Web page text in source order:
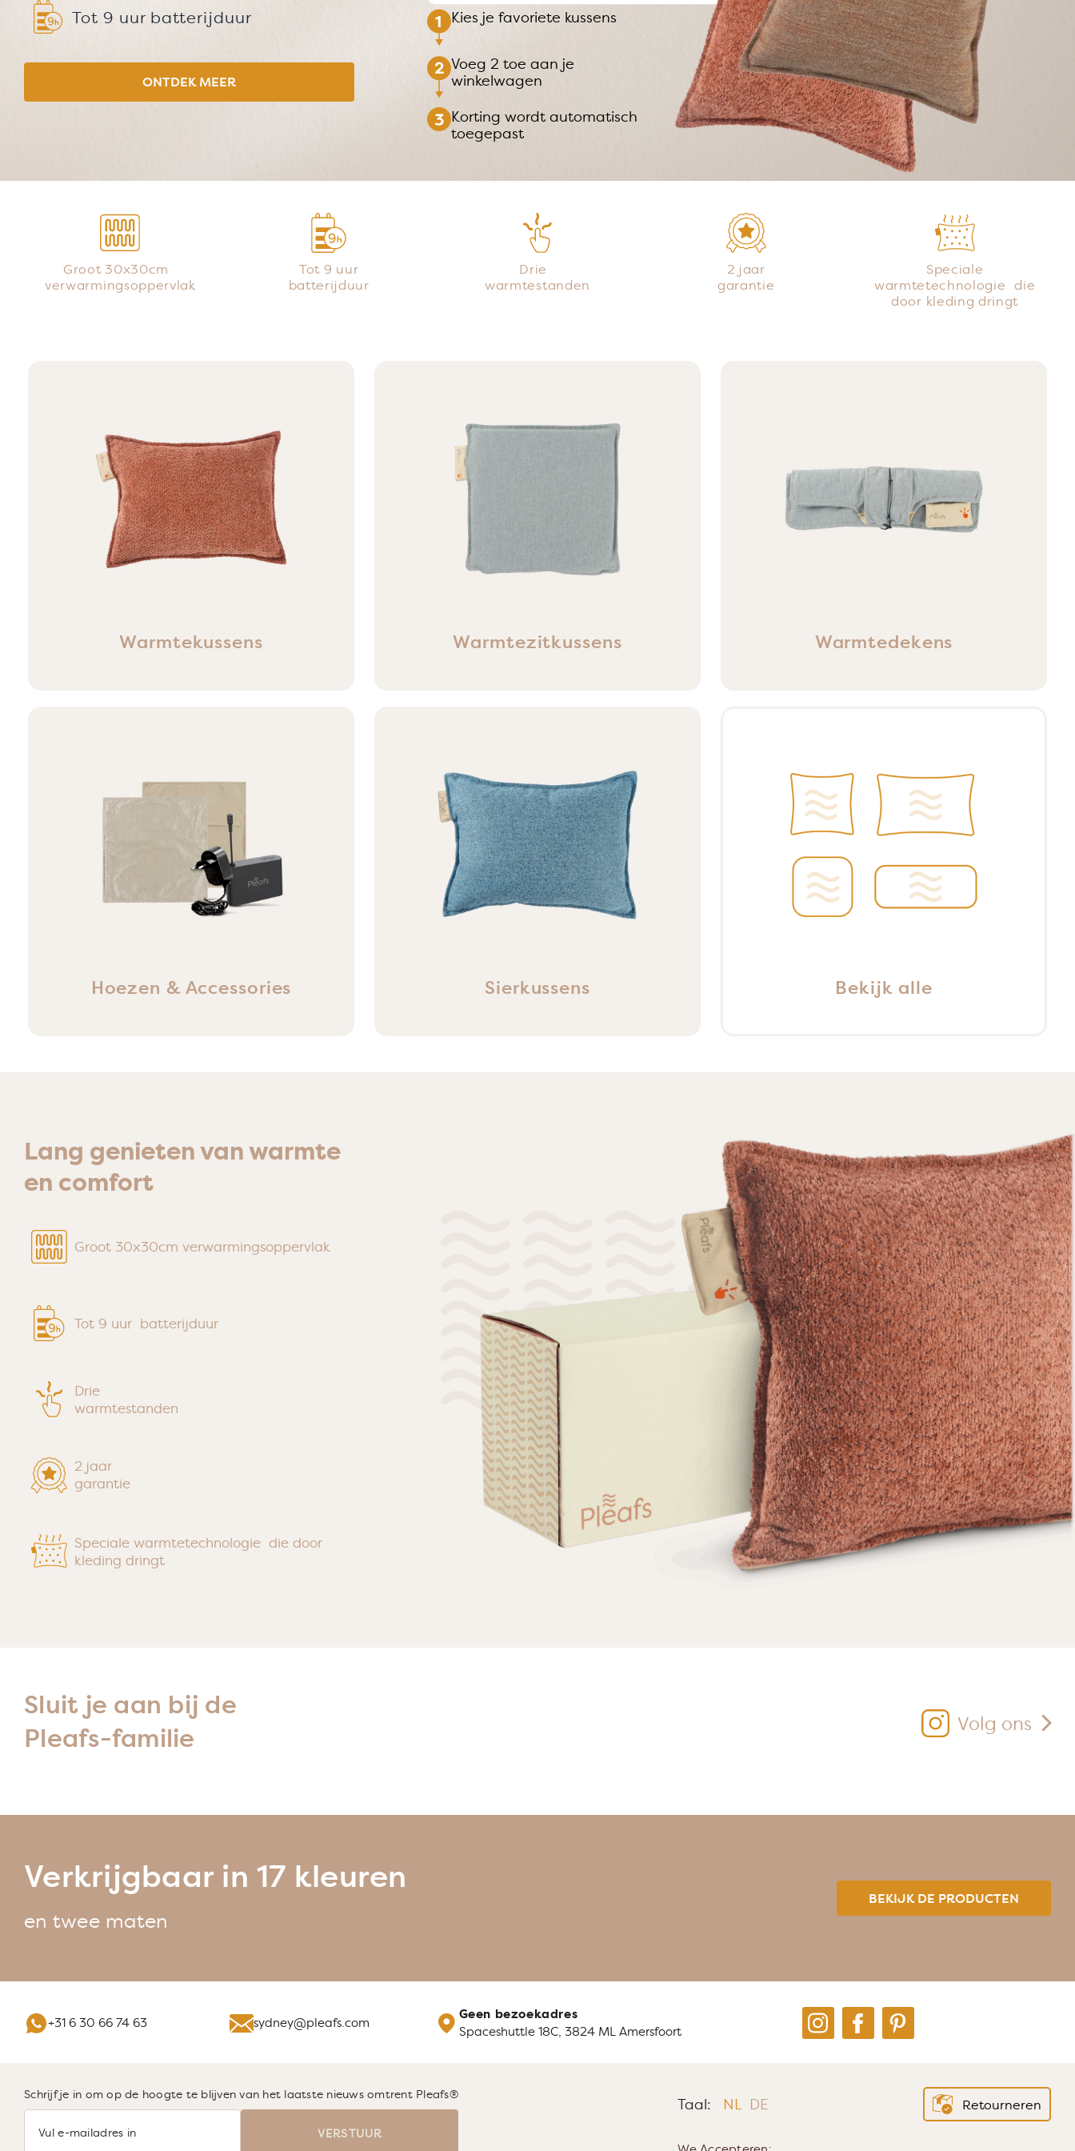
Tot 9 uur batterijduur
ONTDEK MEER
Kies je favoriete kussens
Voeg 2 toe aan je
winkelwagen
Korting wordt automatisch
toegepast
Groot 30x30cm
verwarmingsoppervlak
Tot 9 uur
batterijduur
Drie
warmtestanden
2 jaar
garantie
Speciale
warmtetechnologie die
door kleding dringt
Warmtekussens Warmtezitkussens Warmtedekens
Hoezen & Accessories Sierkussens Bekijk alle
Lang genieten van warmte
en comfort
Groot 30x30cm verwarmingsoppervlak
Tot 9 uur batterijduur
Drie
warmtestanden
2 jaar
garantie
Speciale warmtetechnologie die door
kleding dringt
Sluit je aan bij de
Pleafs-familie
Volg ons
Verkrijgbaar in 17 kleuren
en twee maten
BEKIJK DE PRODUCTEN
+31 6 30 66 74 63 sydney@pleafs.com
Geen bezoekadres
Spaceshuttle 18C, 3824 ML Amersfoort Instagram Pinterest
Taal: NL DE Retourneren
Schrijf je in om op de hoogte te blijven van het laatste nieuws omtrent Pleafs®
VERSTUUR